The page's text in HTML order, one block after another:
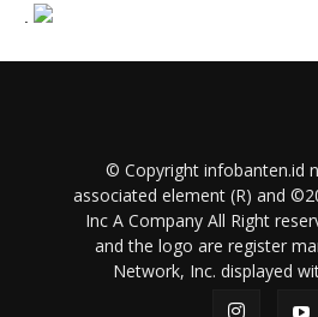
© Copyright infobanten.id
associated element (R) and
Inc A Company All Right
and the logo are register
Network, Inc. displayed